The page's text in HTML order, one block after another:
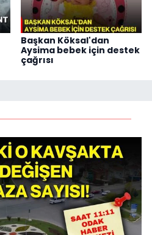
Başkan Köksal'dan
Aysima bebek için destek
çağrısı